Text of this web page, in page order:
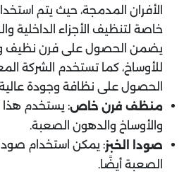
الأفران المدمجة، حيث يتم
خاصة لتنظيف الأجزاء الداخلية
يضمن الحصول على فرن نظيف
للأوساخ، كما تستخدم الشركة
الحصول على نظافة وجودة
منظف فرن خاص: يستخدم هذا
والأوساخ والدهون الصعبة.
صودا الخبز: يمكن استخدام صودا
الصعبة أيضًا.